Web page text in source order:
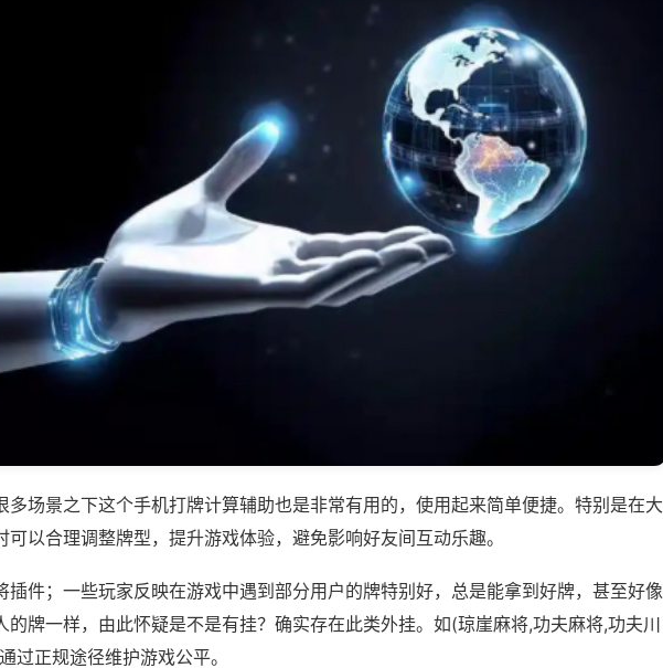
多场景之下这个手机打牌计算辅助也是非常有用的，使用起来简单便捷。特别是在大
可以合理调整牌型，提升游戏体验，避免影响好友间互动乐趣。
插件；一些玩家反映在游戏中遇到部分用户的牌特别好，总是能拿到好牌，甚至好像
的牌一样，由此怀疑是不是有挂？确实存在此类外挂。如(琼崖麻将,功夫麻将,功夫川
过正规途径维护游戏公平。